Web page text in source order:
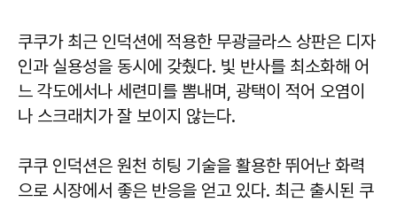
쿠쿠가 최근 인덕션에 적용한 무광글라스 상판은 디자
인과 실용성을 동시에 갖췄다. 빛 반사를 최소화해 어
느 각도에서나 세련미를 뽐내며, 광택이 적어 오염이
나 스크래치가 잘 보이지 않는다.
쿠쿠 인덕션은 원천 히팅 기술을 활용한 뛰어난 화력
으로 시장에서 좋은 반응을 얻고 있다. 최근 출시된 쿠